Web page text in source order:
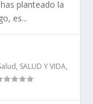
planteado la
es...
, SALUD Y VIDA,